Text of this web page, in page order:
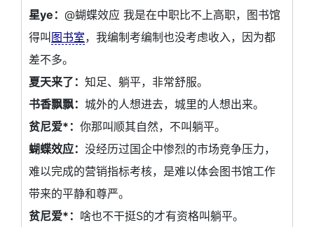
星ye： @蝴蝶效应 我是在中职比不上高职，图书馆
得叫图书室，我编制考编制也没考虑收入，因为都
差不多。
夏天来了： 知足、躺平，非常舒服。
书香飘飘： 城外的人想进去，城里的人想出来。
贫尼爱*： 你那叫顺其自然，不叫躺平。
蝴蝶效应： 没经历过国企中惨烈的市场竞争压力，
难以完成的营销指标考核，是难以体会图书馆工作
带来的平静和尊严。
贫尼爱*： 啥也不干挺S的才有资格叫躺平。